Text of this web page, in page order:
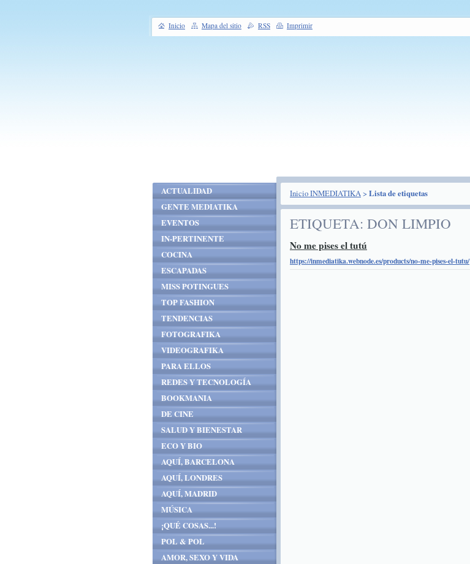
Inicio INMEDIATIKA> Lista de etiquetas
ETIQUETA: DON LIMPIO
No me pises el tutú
https://inmediatika.webnode.es/products/no-me-pises-el-tutu/
ACTUALIDAD
GENTE MEDIATIKA
EVENTOS
IN-PERTINENTE
COCINA
ESCAPADAS
MISS POTINGUES
TOP FASHION
TENDENCIAS
FOTOGRAFIKA
VIDEOGRAFIKA
PARA ELLOS
REDES Y TECNOLOGÍA
BOOKMANIA
DE CINE
SALUD Y BIENESTAR
ECO Y BIO
AQUÍ, BARCELONA
AQUÍ, LONDRES
AQUÍ, MADRID
MÚSICA
¡QUÉ COSAS...!
POL & POL
AMOR, SEXO Y VIDA
Inicio Mapa del sitio RSS Imprimir